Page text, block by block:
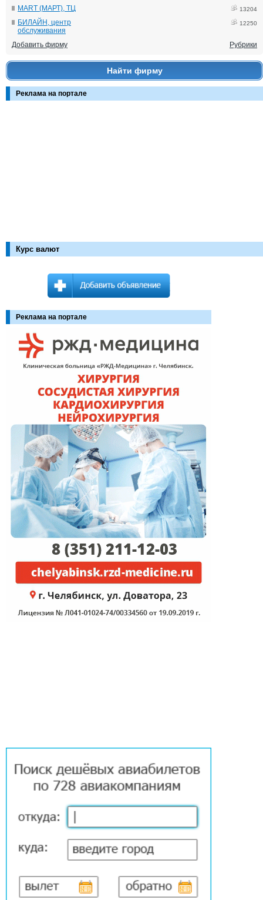
MART (МАРТ), ТЦ 13204
БИЛАЙН, центр
обслуживания
12250
Добавить фирму Рубрики
Найти фирму
Реклама на портале
Курс валют
Реклама на портале